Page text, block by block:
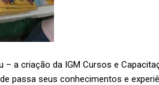
a criação da IGM Cursos e
passa seus conhecimentos e